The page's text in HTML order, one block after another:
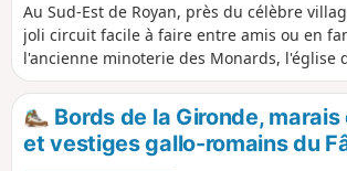
Au Sud-Est de Royan, près du célèbre
joli circuit facile à faire entre amis ou en
l'ancienne minoterie des Monards, l'église
vues sur l'estuaire de la Gironde.
Bords de la Gironde,
et vestiges gallo-romains du